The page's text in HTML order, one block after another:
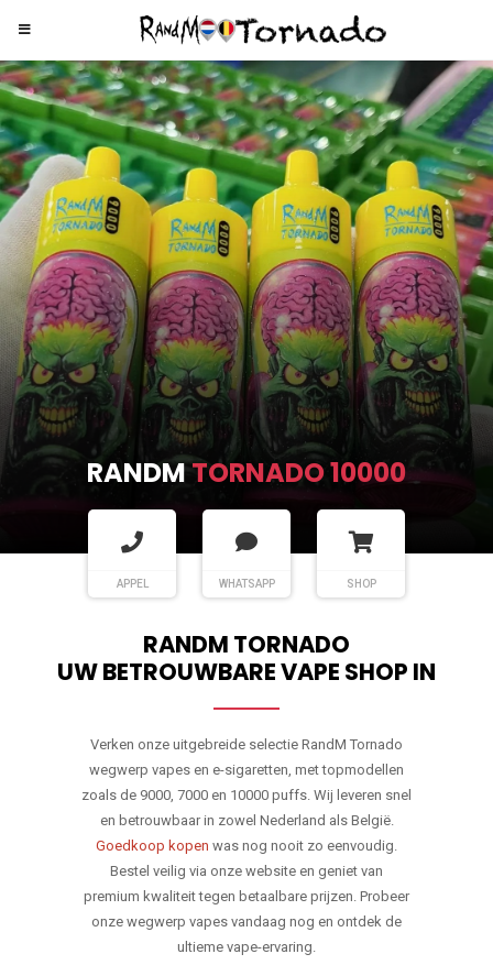
RANDMTORNADO 9000
APPEL WHATSAPP SHOP
RANDM TORNADO
UW BETROUWBARE VAPE SHOP IN
Verken onze uitgebreide selectie RandM Tornado
wegwerp vapes en e-sigaretten, met topmodellen
zoals de 9000, 7000 en 10000 puffs. Wij leveren snel
en betrouwbaar in zowel Nederland als België.
Goedkoop kopen was nog nooit zo eenvoudig.
Bestel veilig via onze website en geniet van
premium kwaliteit tegen betaalbare prijzen. Probeer
onze wegwerp vapes vandaag nog en ontdek de
ultieme vape-ervaring.